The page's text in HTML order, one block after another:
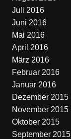
Juli 2016
Juni 2016
Mai 2016
April 2016
März 2016
Februar 2016
Januar 2016
Dezember 2015
November 2015
Oktober 2015
September 2015